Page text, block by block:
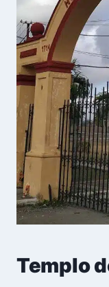
Templo